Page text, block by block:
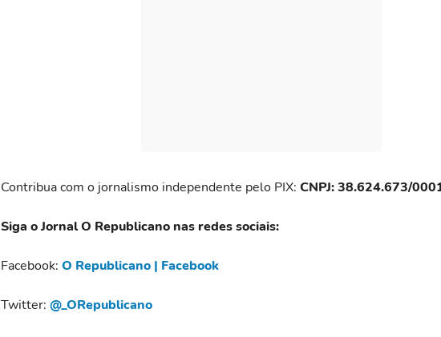
Contribua com o jornalismo independente pelo PIX: CNPJ: 38.624.673/
Siga o Jornal O Republicano nas redes sociais:
Facebook: O Republicano | Facebook
Twitter: @_ORepublicano